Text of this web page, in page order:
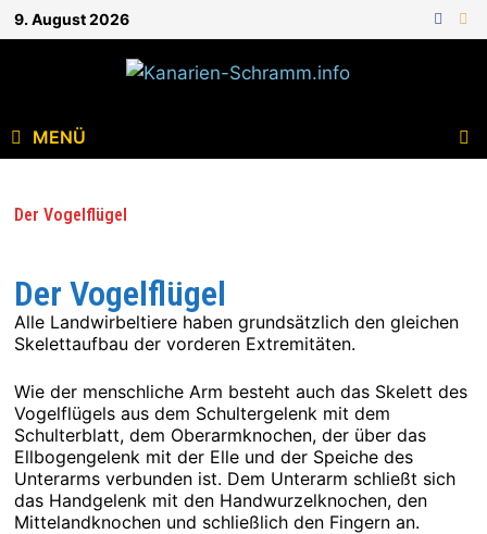
9. August 2026
MENÜ
Der Vogelflügel
Der Vogelflügel
Alle Landwirbeltiere haben grundsätzlich den gleichen
Skelettaufbau der vorderen Extremitäten.
Wie der menschliche Arm besteht auch das Skelett des
Vogelflügels aus dem Schultergelenk mit dem
Schulterblatt, dem Oberarmknochen, der über das
Ellbogengelenk mit der Elle und der Speiche des
Unterarms verbunden ist. Dem Unterarm schließt sich
das Handgelenk mit den Handwurzelknochen, den
Mittelandknochen und schließlich den Fingern an.